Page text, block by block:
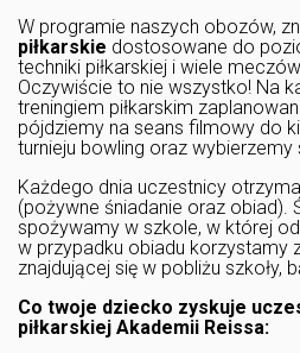
W programie naszych obozów,
piłkarskie dostosowane do
techniki piłkarskiej i wiele
Oczywiście to nie wszystko! Na
treningiem piłkarskim
pójdziemy na seans filmowy do
turnieju bowling oraz wybierzemy
Każdego dnia uczestnicy
(pożywne śniadanie oraz obiad).
spożywamy w szkole, w której
w przypadku obiadu korzystamy
znajdującej się w pobliżu szkoły,
Co twoje dziecko zyskuje
piłkarskiej Akademii Reissa: